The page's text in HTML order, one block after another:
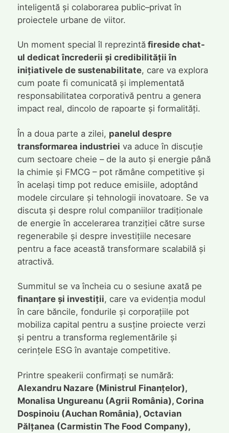
inteligentă și colaborarea public–privat în
proiectele urbane de viitor.
Un moment special îl reprezintăfireside chat-
ul dedicat încrederii și credibilității în
inițiativele de sustenabilitate, care va explora
cum poate fi comunicată și implementată
responsabilitatea corporativă pentru a genera
impact real, dincolo de rapoarte și formalități.
În a doua parte a zilei, panelul despre
transformarea industriei va aduce în discuție
cum sectoare cheie – de la auto și energie până
la chimie și FMCG – pot rămâne competitive și
în același timp pot reduce emisiile, adoptând
modele circulare și tehnologii inovatoare. Se va
discuta și despre rolul companiilor tradiționale
de energie în accelerarea tranziției către surse
regenerabile și despre investițiile necesare
pentru a face această transformare scalabilă și
atractivă.
Summitul se va încheia cu o sesiune axată pe
finanțare și investiții, care va evidenția modul
în care băncile, fondurile și corporațiile pot
mobiliza capital pentru a susține proiecte verzi
și pentru a transforma reglementările și
cerințele ESG în avantaje competitive.
Printre speakerii confirmați se numără:
Alexandru Nazare (Ministrul Finanțelor),
Monalisa Ungureanu (Agrii România), Corina
Dospinoiu (Auchan România), Octavian
Pălțanea (Carmistin The Food Company),